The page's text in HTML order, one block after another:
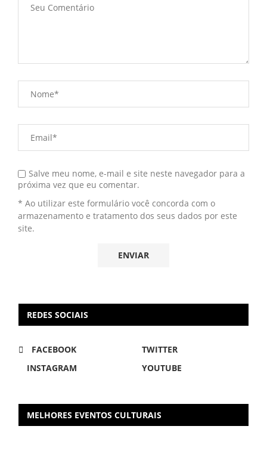
Salve meu nome, e-mail e site neste navegador para a
próxima vez que eu comentar.
* Ao utilizar este formulário você concorda com o
armazenamento e tratamento dos seus dados por este
site.
REDES SOCIAIS
FACEBOOK
TWITTER
INSTAGRAM
YOUTUBE
MELHORES EVENTOS CULTURAIS